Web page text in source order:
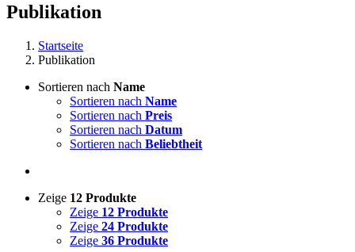
Publikation
Startseite
Publikation
Sortieren nach Name
Sortieren nach Name
Sortieren nach Preis
Sortieren nach Datum
Sortieren nach Beliebtheit
Zeige 12 Produkte
Zeige 12 Produkte
Zeige 24 Produkte
Zeige 36 Produkte